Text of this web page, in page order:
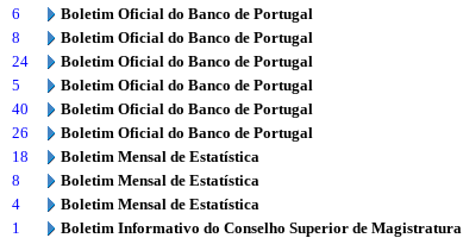
6
Boletim Oficial do Banco de Portugal
8
Boletim Oficial do Banco de Portugal
24
Boletim Oficial do Banco de Portugal
5
Boletim Oficial do Banco de Portugal
40
Boletim Oficial do Banco de Portugal
26
Boletim Oficial do Banco de Portugal
18
Boletim Mensal de Estatística
8
Boletim Mensal de Estatística
4
Boletim Mensal de Estatística
1
Boletim Informativo do Conselho Superior de Magistratura